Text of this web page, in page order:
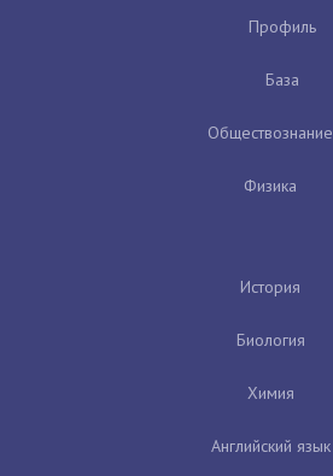
Профиль
База
Обществознание
Физика
История
Биология
Химия
Английский язык